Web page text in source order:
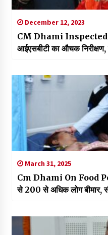
December 12, 2023
CM Dhami Inspected
आईएसबीटी का औचक
March 31, 2025
Cm Dhami On Food
से 200 से अधिक लोग बीमार,